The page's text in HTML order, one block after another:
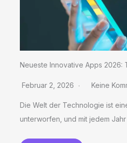
Neueste Innovative Apps 2026:
Februar 2, 2026 Keine
Die Welt der Technologie ist
unterworfen, und mit jedem